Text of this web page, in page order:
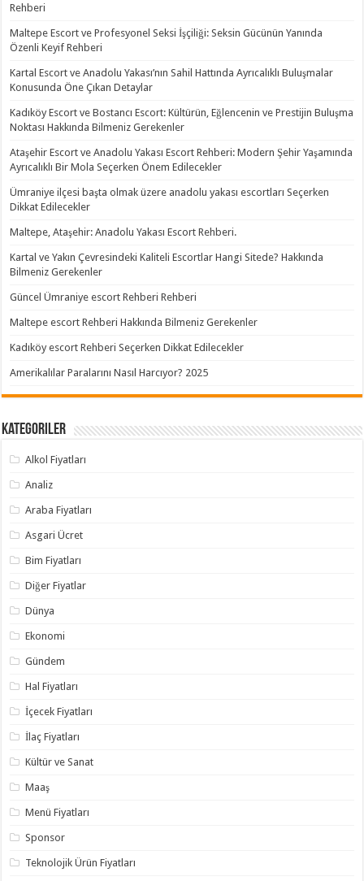
Rehberi
Maltepe Escort ve Profesyonel Seksi İşçiliği: Seksin Gücünün Yanında
Özenli Keyif Rehberi
Kartal Escort ve Anadolu Yakası’nın Sahil Hattında Ayrıcalıklı Buluşmalar
Konusunda Öne Çıkan Detaylar
Kadıköy Escort ve Bostancı Escort: Kültürün, Eğlencenin ve Prestijin Buluşma
Noktası Hakkında Bilmeniz Gerekenler
Ataşehir Escort ve Anadolu Yakası Escort Rehberi: Modern Şehir Yaşamında
Ayrıcalıklı Bir Mola Seçerken Önem Edilecekler
Ümraniye ilçesi başta olmak üzere anadolu yakası escortları Seçerken
Dikkat Edilecekler
Maltepe, Ataşehir: Anadolu Yakası Escort Rehberi.
Kartal ve Yakın Çevresindeki Kaliteli Escortlar Hangi Sitede? Hakkında
Bilmeniz Gerekenler
Güncel Ümraniye escort Rehberi Rehberi
Maltepe escort Rehberi Hakkında Bilmeniz Gerekenler
Kadıköy escort Rehberi Seçerken Dikkat Edilecekler
Amerikalılar Paralarını Nasıl Harcıyor? 2025
Kategoriler
Alkol Fiyatları
Analiz
Araba Fiyatları
Asgari Ücret
Bim Fiyatları
Diğer Fiyatlar
Dünya
Ekonomi
Gündem
Hal Fiyatları
İçecek Fiyatları
İlaç Fiyatları
Kültür ve Sanat
Maaş
Menü Fiyatları
Sponsor
Teknolojik Ürün Fiyatları